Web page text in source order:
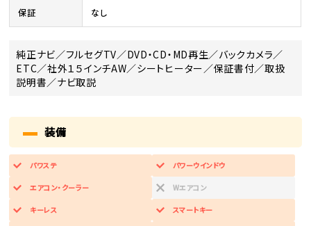
保証 なし
純正ナビ／フルセグTV／DVD・CD・MD再生／バックカメラ／
ETC／社外１５インチAW／シートヒーター／保証書付／取扱
説明書／ナビ取説
装備
パワステ パワーウインドウ
エアコン・クーラー Wエアコン
キーレス スマートキー